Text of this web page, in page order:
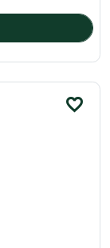
favorite_border